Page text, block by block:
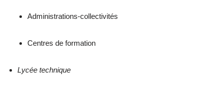
Administrations-collectivités
Centres de formation
Lycée technique